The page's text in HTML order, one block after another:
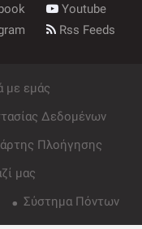
Youtube
Rss Feeds
με εμάς
Δεδομένων
Πλοήγησης
μας
Σύστημα Πόντων